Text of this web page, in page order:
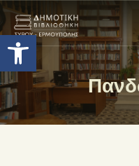
Ανοίξτε τη γραμμή εργαλείων
Η
ΟΙ